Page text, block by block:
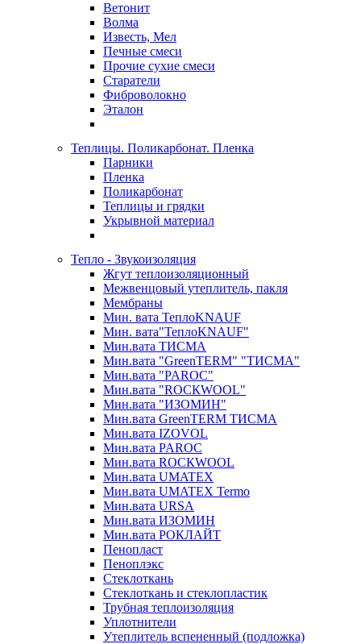
Ветонит
Волма
Известь, Мел
Печные смеси
Прочие сухие смеси
Старатели
Фиброволокно
Эталон
Теплицы. Поликарбонат. Пленка
Парники
Пленка
Поликарбонат
Теплицы и грядки
Укрывной материал
Тепло - Звукоизоляция
Жгут теплоизоляционный
Межвенцовый утеплитель, пакля
Мембраны
Мин. вата ТеплоKNAUF
Мин. вата"ТеплоKNAUF"
Мин.вата ТИСМА
Мин.вата "GreenTERM" "ТИСМА"
Мин.вата "PAROC"
Мин.вата "ROCКWOOL"
Мин.вата "ИЗОМИН"
Мин.вата GreenTERM ТИСМА
Мин.вата IZOVOL
Мин.вата PAROC
Мин.вата ROCКWOOL
Мин.вата UMATEX
Мин.вата UMATEX Termo
Мин.вата URSA
Мин.вата ИЗОМИН
Мин.вата РОКЛАЙТ
Пенопласт
Пеноплэкс
Стеклоткань
Стеклоткань и стеклопластик
Трубная теплоизоляция
Уплотнители
Утеплитель вспененный (подложка)